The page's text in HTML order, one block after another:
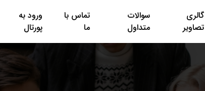
گالری
تصاویر
سوالات
متداول
تماس با
ما
ورود به
پورتال